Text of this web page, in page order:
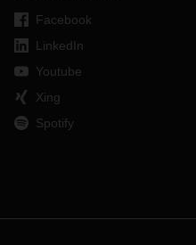
Facebook
LinkedIn
Youtube
Xing
Spotify